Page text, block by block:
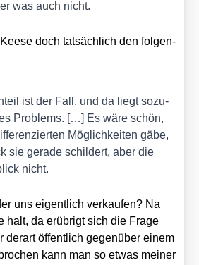
was auch nicht.
doch tat­säch­lich den fol­gen­
ist der Fall, und da liegt sozu­
Pro­blems. […] Es wäre schön,
Mög­lich­kei­ten gäbe,
sie gera­de schil­dert, aber die
nicht.
uns eigent­lich ver­kau­fen? Na
halt, da erüb­rigt sich die Fra­ge
der­art öffent­lich gegen­über einem
kann man so etwas mei­ner